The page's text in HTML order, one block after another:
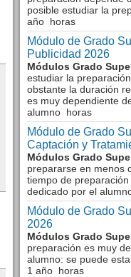
posible estudiar la
año horas
Módulo de Grado
Publicidad 2026
Módulos Grado
estudiar la
obstante la duración
es muy dependiente
alumno horas
Módulo de Grado
Captación y
Módulos Grado
prepararse en menos
tiempo de
dedicado por el
Módulo de Grado
2026
Módulos Grado
preparación es muy
alumno: se puede
1 año horas